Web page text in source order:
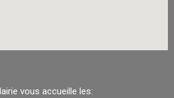
vous accueille les: